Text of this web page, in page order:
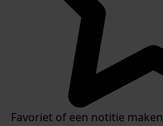
Favoriet of een notitie maken